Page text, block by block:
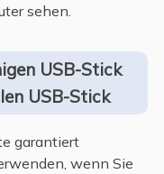
sehen.
USB-Stick
USB-Stick
garantiert
wenn Sie